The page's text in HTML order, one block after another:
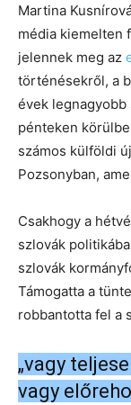
Martina
média kiemelten
jelennek meg az
történésekről, a
évek legnagyobb
pénteken
számos külföldi
Pozsonyban,
Csakhogy a
szlovák
szlovák
Támogatta a
robbantotta fel a
„vagy
vagy